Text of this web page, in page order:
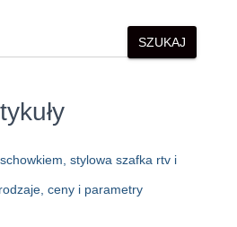
SZUKAJ
stylowa szafka rtv i
ceny i parametry